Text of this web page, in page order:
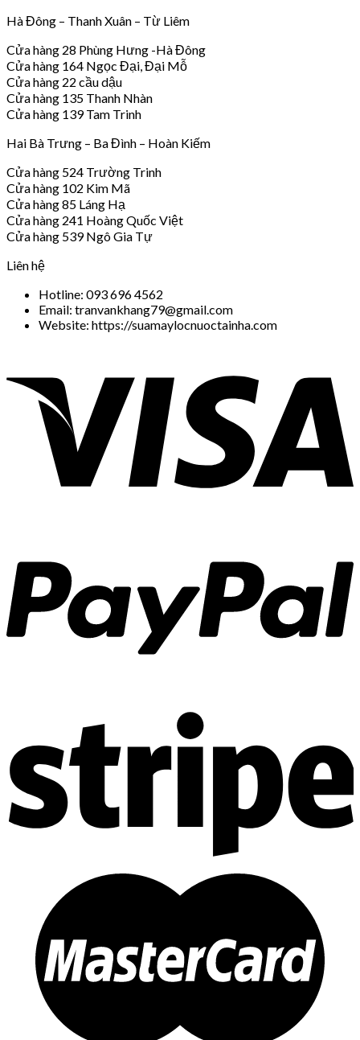
Hà Đông – Thanh Xuân – Từ Liêm
Cửa hàng 28 Phùng Hưng -Hà Đông
Cửa hàng 164 Ngọc Đại, Đại Mỗ
Cửa hàng 22 cầu dậu
Cửa hàng 135 Thanh Nhàn
Cửa hàng 139 Tam Trinh
Hai Bà Trưng – Ba Đình – Hoàn Kiếm
Cửa hàng 524 Trường Trinh
Cửa hàng 102 Kim Mã
Cửa hàng 85 Láng Hạ
Cửa hàng 241 Hoàng Quốc Việt
Cửa hàng 539 Ngô Gia Tự
Liên hệ
Hotline: 093 696 4562
Email: tranvankhang79@gmail.com
Website: https://suamaylocnuoctainha.com